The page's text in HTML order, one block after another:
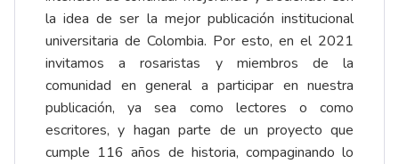
la idea de ser la mejor publicación institucional
universitaria de Colombia. Por esto, en el 2021
invitamos a rosaristas y miembros de la
comunidad en general a participar en nuestra
publicación, ya sea como lectores o como
escritores, y hagan parte de un proyecto que
cumple 116 años de historia, compaginando lo